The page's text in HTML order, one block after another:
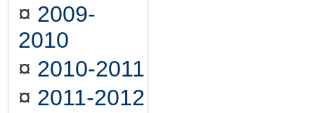
¤ 2009-
2010
¤ 2010-2011
¤ 2011-2012